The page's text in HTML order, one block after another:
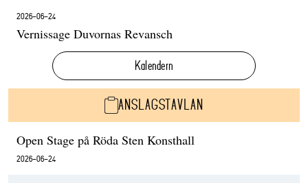
2026-06-24
Vernissage Duvornas Revansch
Kalendern
ANSLAGSTAVLAN
Open Stage på Röda Sten Konsthall
2026-06-24